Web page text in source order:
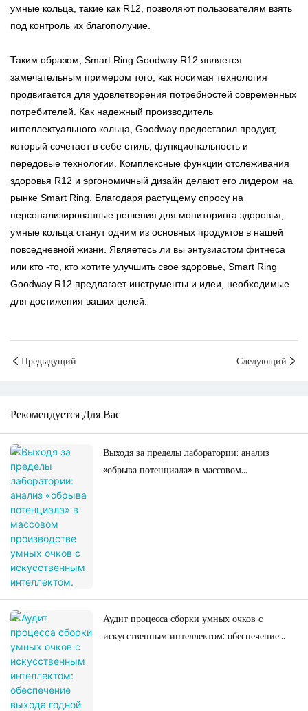
умные кольца, такие как R12, позволяют пользователям взять
под контроль их благополучие.
Таким образом, Smart Ring Goodway R12 является
замечательным примером того, как носимая технология
продвигается для удовлетворения потребностей современных
потребителей. Как надежный производитель
интеллектуального кольца, Goodway предоставил продукт,
который сочетает в себе стиль, функциональность и
передовые технологии. Комплексные функции отслеживания
здоровья R12 и эргономичный дизайн делают его лидером на
рынке Smart Ring. Благодаря растущему спросу на
персонализированные решения для мониторинга здоровья,
умные кольца станут одним из основных продуктов в нашей
повседневной жизни. Являетесь ли вы энтузиастом фитнеса
или кто -то, кто хотите улучшить свое здоровье, Smart Ring
Goodway R12 предлагает инструменты и идеи, необходимые
для достижения ваших целей.
Предыдущий Следующий
Рекомендуется Для Вас
Выходя за пределы лаборатории: анализ
«обрыва потенциала» в массовом
Аудит процесса сборки умных очков с
искусственным интеллектом: обеспечение